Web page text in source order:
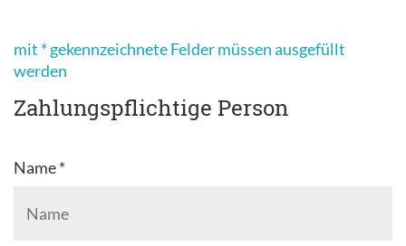
mit * gekennzeichnete Felder müssen ausgefüllt
werden
Zahlungspflichtige Person
Name *